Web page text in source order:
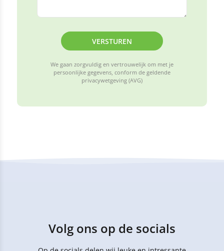
VERSTUREN
We gaan zorgvuldig en vertrouwelijk om met je
persoonlijke gegevens, conform de geldende
privacywetgeving (AVG)
Volg ons op de socials